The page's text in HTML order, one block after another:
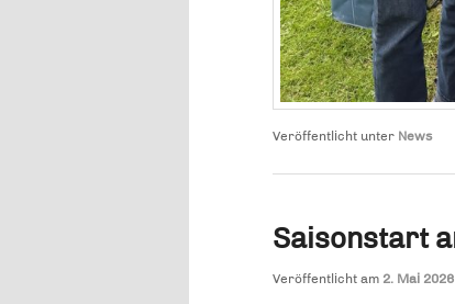
Veröffentlicht unter News
Saisonstart
Veröffentlicht am 2. Mai 2026